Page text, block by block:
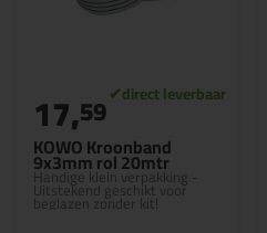
KOWO Kroonband
9x3mm rol 20mtr
Handige klein verpakking -
Uitstekend geschikt voor
beglazen zonder kit!
17,59